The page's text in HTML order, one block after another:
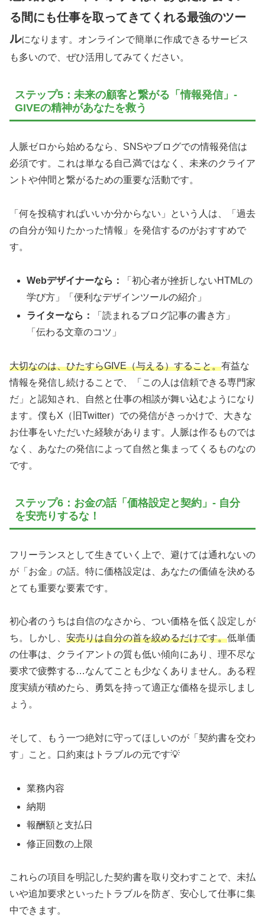
る間にも仕事を取ってきてくれる最強のツー
ルになります。オンラインで簡単に作成できるサービス
も多いので、ぜひ活用してみてください。
ステップ5：未来の顧客と繋がる「情報発信」-
GIVEの精神があなたを救う
人脈ゼロから始めるなら、SNSやブログでの情報発信は
必須です。これは単なる自己満ではなく、未来のクライア
ントや仲間と繋がるための重要な活動です。
「何を投稿すればいいか分からない」という人は、「過去
の自分が知りたかった情報」を発信するのがおすすめで
す。
Webデザイナーなら：
「初心者が挫折しないHTMLの
学び方」「便利なデザインツールの紹介」
ライターなら：
「読まれるブログ記事の書き方」
「伝わる文章のコツ」
大切なのは、ひたすらGIVE（与える）すること。有益な
情報を発信し続けることで、「この人は信頼できる専門家
だ」と認知され、自然と仕事の相談が舞い込むようになり
ます。僕もX（旧Twitter）での発信がきっかけで、大きな
お仕事をいただいた経験があります。人脈は作るものでは
なく、あなたの発信によって自然と集まってくるものなの
です。
ステップ6：お金の話「価格設定と契約」- 自分
を安売りするな！
フリーランスとして生きていく上で、避けては通れないの
が「お金」の話。特に価格設定は、あなたの価値を決める
とても重要な要素です。
初心者のうちは自信のなさから、つい価格を低く設定しが
ち。しかし、 安売りは自分の首を絞めるだけです。低単価
の仕事は、クライアントの質も低い傾向にあり、理不尽な
要求で疲弊する…なんてことも少なくありません。ある程
度実績が積めたら、勇気を持って適正な価格を提示しまし
ょう。
そして、もう一つ絶対に守ってほしいのが「契約書を交わ
す」こと。口約束はトラブルの元です💡
業務内容
納期
報酬額と支払日
修正回数の上限
これらの項目を明記した契約書を取り交わすことで、未払
いや追加要求といったトラブルを防ぎ、安心して仕事に集
中できます。